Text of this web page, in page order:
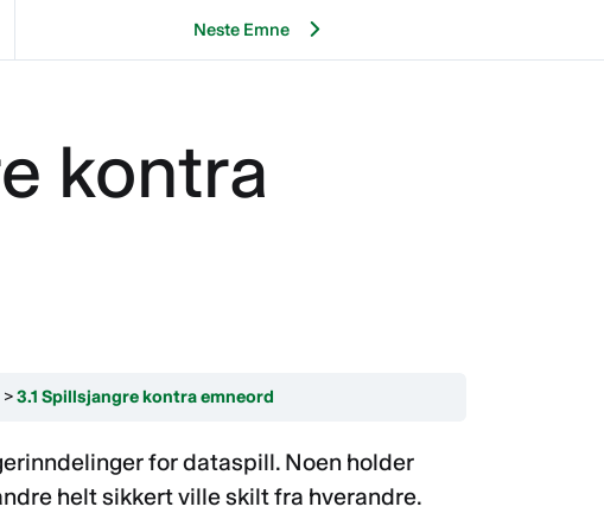
Neste Emne
kontra
3.1 Spillsjangre kontra emneord
for dataspill. Noen holder
helt sikkert ville skilt fra hverandre.